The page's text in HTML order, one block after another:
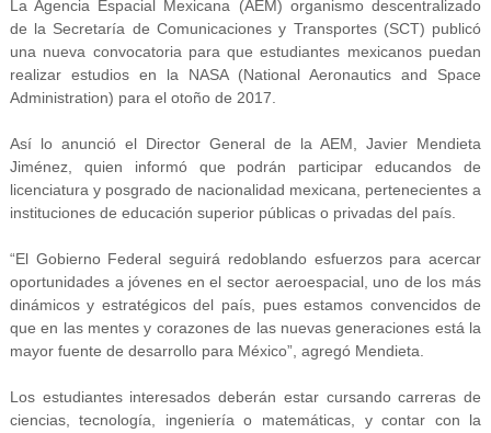
La Agencia Espacial Mexicana (AEM) organismo descentralizado
de la Secretaría de Comunicaciones y Transportes (SCT) publicó
una nueva convocatoria para que estudiantes mexicanos puedan
realizar estudios en la NASA (National Aeronautics and Space
Administration) para el otoño de 2017.
Así lo anunció el Director General de la AEM, Javier Mendieta
Jiménez, quien informó que podrán participar educandos de
licenciatura y posgrado de nacionalidad mexicana, pertenecientes a
instituciones de educación superior públicas o privadas del país.
“El Gobierno Federal seguirá redoblando esfuerzos para acercar
oportunidades a jóvenes en el sector aeroespacial, uno de los más
dinámicos y estratégicos del país, pues estamos convencidos de
que en las mentes y corazones de las nuevas generaciones está la
mayor fuente de desarrollo para México”, agregó Mendieta.
Los estudiantes interesados deberán estar cursando carreras de
ciencias, tecnología, ingeniería o matemáticas, y contar con la